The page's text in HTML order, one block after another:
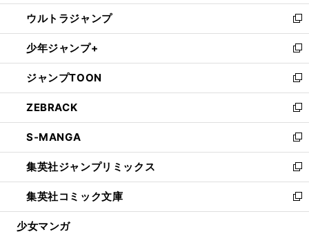
開
く
ウ
で
開
く
ン
ド
ウ
で
開
く
ウ
ィ
ン
ド
ウ
で
開
く
し
い
ウ
ィ
ン
ド
ウ
で
開
く
ウルトラジャンプ
新
し
い
ウ
ィ
ン
ド
ウ
で
開
く
少年ジャンプ+
新
し
い
ウ
ィ
ン
ド
ウ
で
開
く
ジャンプTOON
新
し
い
ウ
ィ
ン
ド
ウ
で
開
ZEBRACK
新
し
い
ウ
ィ
ン
ド
ウ
S-MANGA
新
し
い
ウ
ィ
ン
集英社ジャンプリミックス
新
し
い
ウ
集英社コミック文庫
新
し
少女マンガ